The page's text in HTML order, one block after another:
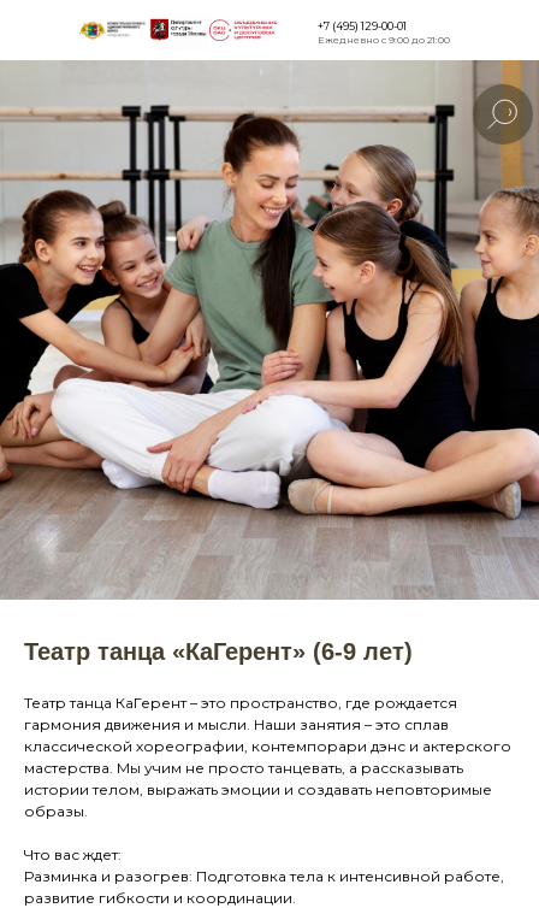
Версия для
+7 (495) 129-00-01
Ежедневно с 9:00 до 21:00
Театр танца «КаГерент» (6-9 лет)
Театр танца КаГерент – это пространство, где рождается
гармония движения и мысли. Наши занятия – это сплав
классической хореографии, контемпорари дэнс и актерского
мастерства. Мы учим не просто танцевать, а рассказывать
истории телом, выражать эмоции и создавать неповторимые
образы.
Что вас ждет:
Разминка и разогрев: Подготовка тела к интенсивной работе,
развитие гибкости и координации.